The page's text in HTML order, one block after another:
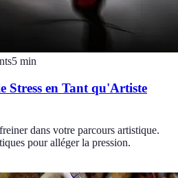
5 min
Stress en Tant qu'Artiste
dans votre parcours artistique.
pour alléger la pression.